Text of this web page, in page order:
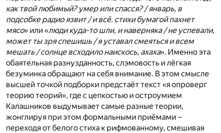
как твой любимый? умер или спасся? / январь, в
подсобке радио язвит / и всё. стихи бумагой пахнет
мясо» или «люди куда-то шли, и наверняка / не успевали,
может ты зря спешишь / я уставал смеяться и всем
мешать / солнце всходило наискось, ахаха». Именно эта
обаятельная разнузданность, слэмовость и лёгкая
безуминка обращают на себя внимание. В этом смысле
высшей точкой подборки предстаёт текст «я опроверг
теорию теорий», где с цепкостью и остроумием
Калашников выдумывает самые разные теории,
жонглируя при этом формальными приёмами –
переходя от белого стиха к рифмованному, смешивая